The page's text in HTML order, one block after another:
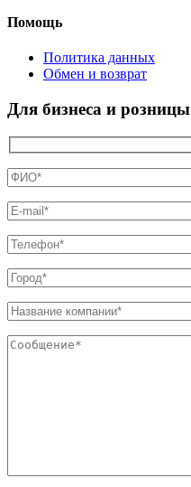
Помощь
Политика данных
Обмен и возврат
Для бизнеса и розницы